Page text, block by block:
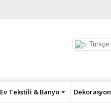
Türkçe
Ev Tekstili & Banyo Dekorasyon